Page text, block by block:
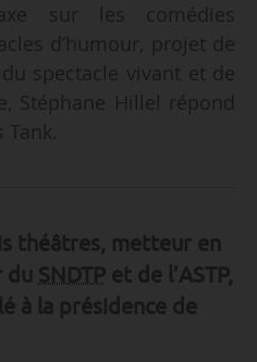
sur les comédies
d’humour, projet de
spectacle vivant et de
Stéphane Hillel répond
théâtres, metteur en
du SNDTPet de l’ASTP,
à la présidence de